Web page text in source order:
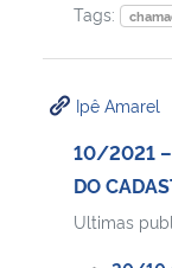
Tags:
Ipê Amarel
10/2021 –
DO
Ultimas